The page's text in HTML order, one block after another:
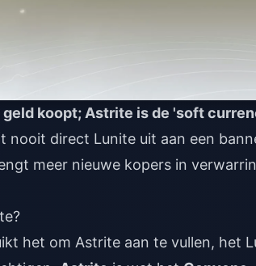
koopt; Astrite is de 'soft
nooit direct Lunite uit aan een
meer nieuwe kopers in
het om Astrite aan te vullen, het